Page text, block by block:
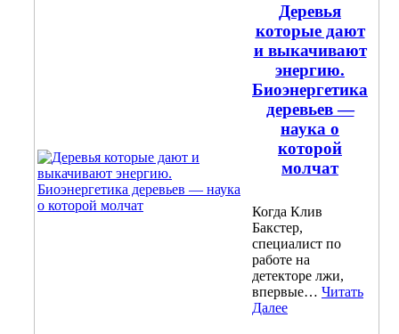
Деревья
которые дают
и выкачивают
энергию.
Биоэнергетика
деревьев —
наука о
которой
молчат
Когда Клив
Бакстер,
специалист по
работе на
детекторе лжи,
впервые… Читать
Далее